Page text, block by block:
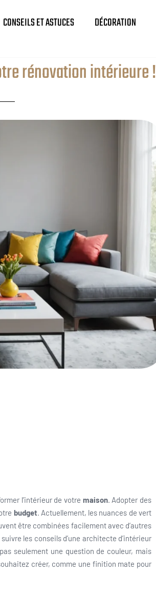
CONSEILS ET ASTUCES DÉCORATION
rénovation intérieure !
l’intérieur de votre maison. Adopter des
budget. Actuellement, les nuances de vert
être combinées facilement avec d’autres
les conseils d’une architecte d’intérieur
seulement une question de couleur, mais
créer, comme une finition mate pour